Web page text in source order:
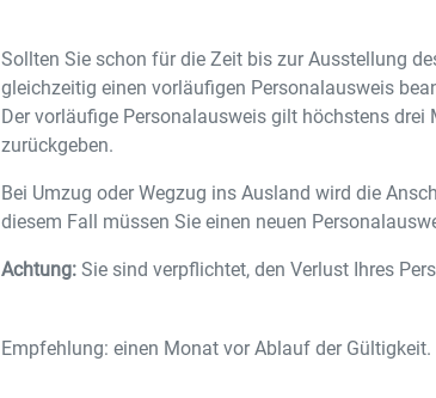
Sollten Sie schon für die Zeit bis zur Ausstellung
gleichzeitig einen vorläufigen Personalausweis
Der vorläufige Personalausweis gilt höchstens
zurückgeben.
Bei Umzug oder Wegzug ins Ausland wird die
diesem Fall müssen Sie einen neuen
Achtung: Sie sind verpflichtet, den Verlust Ihres
Empfehlung: einen Monat vor Ablauf der Gültigkeit.